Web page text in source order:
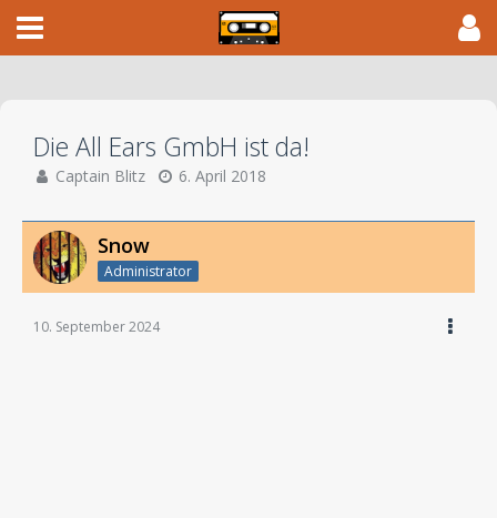
Die All Ears GmbH ist da!
Captain Blitz 6. April 2018
Snow
Administrator
10. September 2024